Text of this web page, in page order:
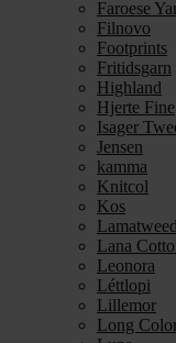
Faroese
Filnovo
Footprints
Fritidsgarn
Highland
Hjerte Fine
Isager
Jensen
kamma
Knitcol
Kos
Lamatweed
Lana
Leonora
Léttlopi
Lillemor
Long